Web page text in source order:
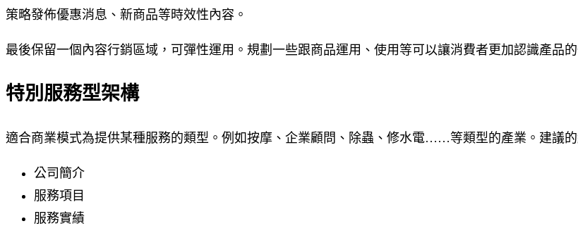
策略發佈優惠消息、新商品等時效性內容。
最後保留一個內容行銷區域，可彈性運用。規劃一些跟商品運用、使用等可以讓消費者更加認識產品
特別服務型架構
適合商業模式為提供某種服務的類型。例如按摩、企業顧問、除蟲、修水電……等類型的產業。建議的
公司簡介
服務項目
服務實績